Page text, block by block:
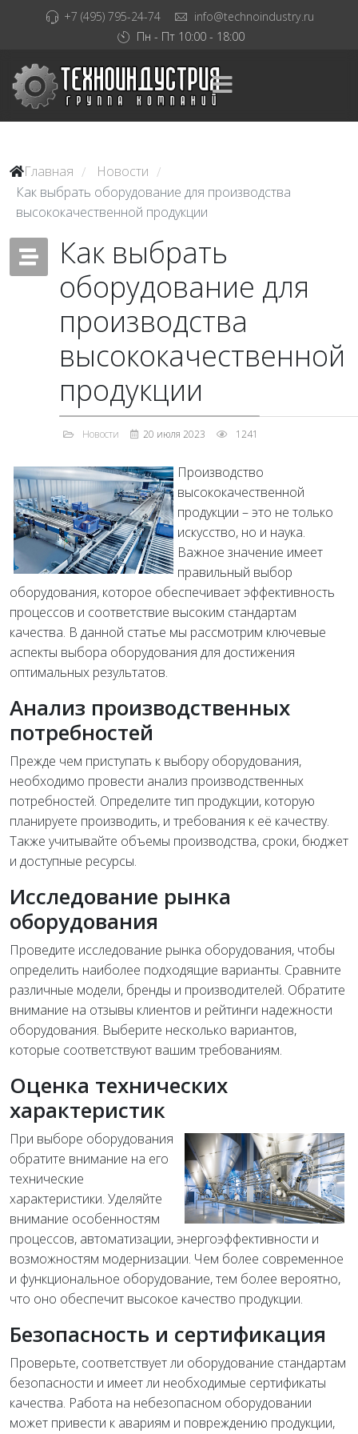
+7 (495) 795-24-74
info@technoindustry.ru
Пн - Пт 10:00 - 18:00
Главная / Новости /
Как выбрать оборудование для производства
высококачественной продукции
Как выбрать
оборудование для
производства
высококачественной
продукции
Новости 20 июля 2023 1241
Производство
высококачественной
продукции – это не только
искусство, но и наука.
Важное значение имеет
правильный выбор
оборудования, которое обеспечивает эффективность
процессов и соответствие высоким стандартам
качества. В данной статье мы рассмотрим ключевые
аспекты выбора оборудования для достижения
оптимальных результатов.
Анализ производственных
потребностей
Прежде чем приступать к выбору оборудования,
необходимо провести анализ производственных
потребностей. Определите тип продукции, которую
планируете производить, и требования к её качеству.
Также учитывайте объемы производства, сроки, бюджет
и доступные ресурсы.
Исследование рынка
оборудования
Проведите исследование рынка оборудования, чтобы
определить наиболее подходящие варианты. Сравните
различные модели, бренды и производителей. Обратите
внимание на отзывы клиентов и рейтинги надежности
оборудования. Выберите несколько вариантов,
которые соответствуют вашим требованиям.
Оценка технических
характеристик
При выборе оборудования
обратите внимание на его
технические
характеристики. Уделяйте
внимание особенностям
процессов, автоматизации, энергоэффективности и
возможностям модернизации. Чем более современное
и функциональное оборудование, тем более вероятно,
что оно обеспечит высокое качество продукции.
Безопасность и сертификация
Проверьте, соответствует ли оборудование стандартам
безопасности и имеет ли необходимые сертификаты
качества. Работа на небезопасном оборудовании
может привести к авариям и повреждению продукции,